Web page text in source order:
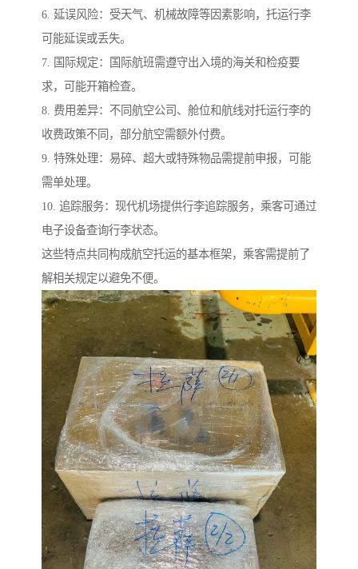
6. 延误风险：受天气、机械故障等因素影响，托运行李
可能延误或丢失。
7. 国际规定：国际航班需遵守出入境的海关和检疫要
求，可能开箱检查。
8. 费用差异：不同航空公司、舱位和航线对托运行李的
收费政策不同，部分航空需额外付费。
9. 特殊处理：易碎、超大或特殊物品需提前申报，可能
需单处理。
10. 追踪服务：现代机场提供行李追踪服务，乘客可通过
电子设备查询行李状态。
这些特点共同构成航空托运的基本框架，乘客需提前了
解相关规定以避免不便。